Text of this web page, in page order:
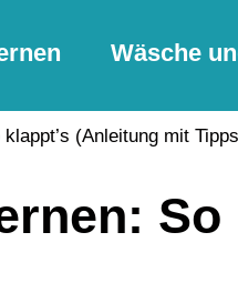
Wäsche
(Anleitung mit